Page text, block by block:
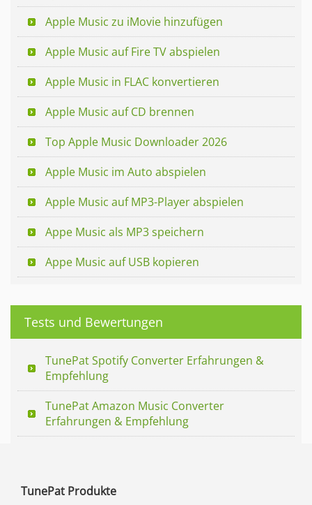
Apple Music zu iMovie hinzufügen
Apple Music auf Fire TV abspielen
Apple Music in FLAC konvertieren
Apple Music auf CD brennen
Top Apple Music Downloader 2026
Apple Music im Auto abspielen
Apple Music auf MP3-Player abspielen
Appe Music als MP3 speichern
Appe Music auf USB kopieren
Tests und Bewertungen
TunePat Spotify Converter Erfahrungen &
Empfehlung
TunePat Amazon Music Converter
Erfahrungen & Empfehlung
TunePat Produkte